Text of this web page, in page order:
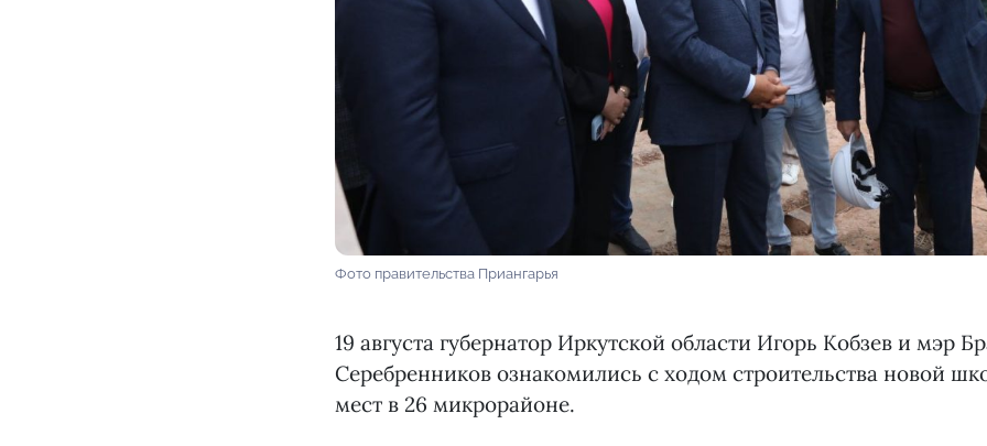
Фото правительства Приангарья
19 августа губернатор Иркутской области Игорь Кобзев и мэр
Серебренников ознакомились с ходом строительства новой
мест в 26 микрорайоне.